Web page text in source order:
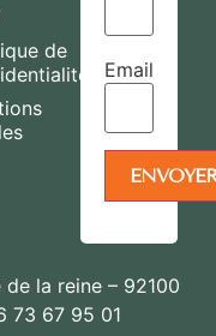
de
Email
la reine – 92100
73 67 95 01